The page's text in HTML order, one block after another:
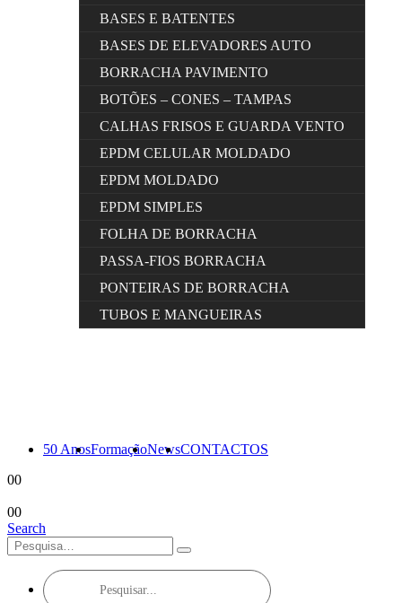
BASES E BATENTES
BASES DE ELEVADORES AUTO
BORRACHA PAVIMENTO
BOTÕES – CONES – TAMPAS
CALHAS FRISOS E GUARDA VENTO
EPDM CELULAR MOLDADO
EPDM MOLDADO
EPDM SIMPLES
FOLHA DE BORRACHA
PASSA-FIOS BORRACHA
PONTEIRAS DE BORRACHA
TUBOS E MANGUEIRAS
50 AnosFormaçãoNewsCONTACTOS
00
00
Search
Products
search